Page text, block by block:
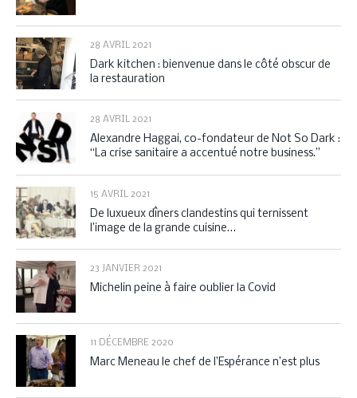
28 AVRIL 2021
Dark kitchen : bienvenue dans le côté obscur de
la restauration
28 AVRIL 2021
Alexandre Haggai, co-fondateur de Not So Dark :
“La crise sanitaire a accentué notre business.”
15 AVRIL 2021
De luxueux dîners clandestins qui ternissent
l’image de la grande cuisine…
23 JANVIER 2021
Michelin peine à faire oublier la Covid
11 DÉCEMBRE 2020
Marc Meneau le chef de l’Espérance n’est plus